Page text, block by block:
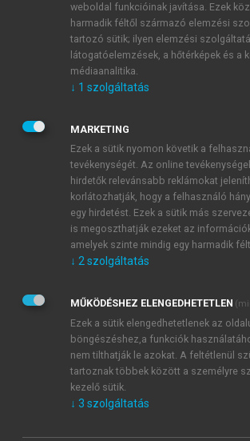
E-MAIL-CÍM
JELSZÓ
JELSZÓ ÚJRA
Kérek értesítést a MeRSZ újdonságairól,
Kérek értesítést az Akadémiai Kiadó Zrt.
Adatkezelési tájékoztatóbanfoglaltakat
veszem és elfogadom.
Általános vásárlási feltételeket,
mersz.huoldalak licencszerződéseiben
tudomásul veszem és elfogadom.
KIPRÓBÁLOM
weboldal funkcióinak javítása. Ezek
harmadik féltől származó elemzési
tartozó sütik; ilyen elemzési
látogatóelemzések, a hőtérképek és a
médiaanalitika.
↓ 1 szolgáltatás
MARKETING
Ezek a sütik nyomon követik a
tevékenységét. Az online
hirdetők relevánsabb reklámokat
korlátozhatják, hogy a felhasználó
egy hirdetést. Ezek a sütik más
is megoszthatják ezeket az
amelyek szinte mindig egy harmadik
↓ 2 szolgáltatás
MŰKÖDÉSHEZ ELENGEDHETETLEN
Ezek a sütik elengedhetetlenek az
böngészéshez,a funkciók
nem tilthatják le azokat. A feltétlenül
tartoznak többek között a személyre
kezelő sütik.
↓ 3 szolgáltatás